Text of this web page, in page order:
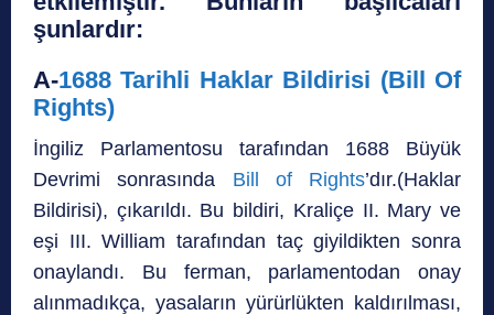
şunlardır:
A-1688 Tarihli Haklar Bildirisi (Bill Of
Rights)
İngiliz Parlamentosu tarafından 1688 Büyük
Devrimi sonrasında Bill of Rights’dır.(Haklar
Bildirisi), çıkarıldı. Bu bildiri, Kraliçe II. Mary ve
eşi III. William tarafından taç giyildikten sonra
onaylandı. Bu ferman, parlamentodan onay
alınmadıkça, yasaların yürürlükten kaldırılması,